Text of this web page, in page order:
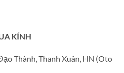
KÍNH
Thành, Thanh Xuân, HN (Oto